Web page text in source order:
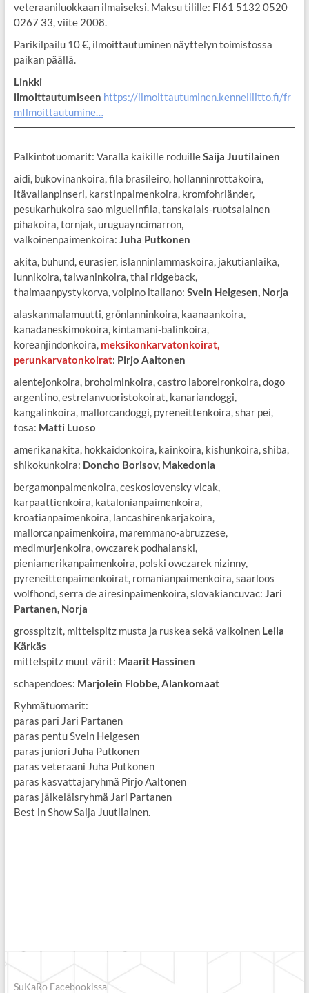
veteraaniluokkaan ilmaiseksi. Maksu tilille: FI61 5132 0520
0267 33, viite 2008.
Parikilpailu 10 €, ilmoittautuminen näyttelyn toimistossa
paikan päällä.
Linkki
ilmoittautumiseen https://ilmoittautuminen.kennelliitto.fi/fr
mIlmoittautumine…
Palkintotuomarit: Varalla kaikille roduilleSaija Juutilainen
aidi, bukovinankoira, fila brasileiro, hollanninrottakoira,
itävallanpinseri, karstinpaimenkoira, kromfohrländer,
pesukarhukoira sao miguelinfila, tanskalais-ruotsalainen
pihakoira, tornjak, uruguayncimarron,
valkoinenpaimenkoira: Juha Putkonen
akita, buhund, eurasier, islanninlammaskoira, jakutianlaika,
lunnikoira, taiwaninkoira, thai ridgeback,
thaimaanpystykorva, volpino italiano: Svein Helgesen, Norja
alaskanmalamuutti, grönlanninkoira, kaanaankoira,
kanadaneskimokoira, kintamani-balinkoira,
koreanjindonkoira, meksikonkarvatonkoirat,
perunkarvatonkoirat: Pirjo Aaltonen
alentejonkoira, broholminkoira, castro laboreironkoira, dogo
argentino, estrelanvuoristokoirat, kanariandoggi,
kangalinkoira, mallorcandoggi, pyreneittenkoira, shar pei,
tosa: Matti Luoso
amerikanakita, hokkaidonkoira, kainkoira, kishunkoira, shiba,
shikokunkoira: Doncho Borisov, Makedonia
bergamonpaimenkoira, ceskoslovensky vlcak,
karpaattienkoira, katalonianpaimenkoira,
kroatianpaimenkoira, lancashirenkarjakoira,
mallorcanpaimenkoira, maremmano-abruzzese,
medimurjenkoira, owczarek podhalanski,
pieniamerikanpaimenkoira, polski owczarek nizinny,
pyreneittenpaimenkoirat, romanianpaimenkoira, saarloos
wolfhond, serra de airesinpaimenkoira, slovakiancuvac: Jari
Partanen, Norja
grosspitzit, mittelspitz musta ja ruskea sekä valkoinen Leila
Kärkäs
mittelspitz muut värit: Maarit Hassinen
schapendoes: Marjolein Flobbe, Alankomaat
Ryhmätuomarit:
paras pari Jari Partanen
paras pentu Svein Helgesen
paras juniori Juha Putkonen
paras veteraani Juha Putkonen
paras kasvattajaryhmä Pirjo Aaltonen
paras jälkeläisryhmä Jari Partanen
Best in Show Saija Juutilainen.
SuKaRo Facebookissa